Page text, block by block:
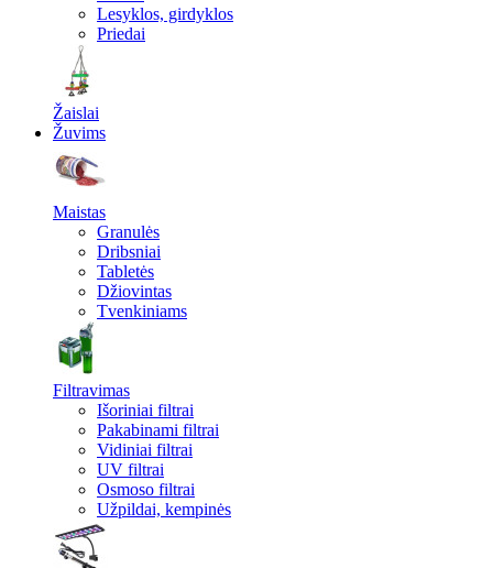
Lesyklos, girdyklos
Priedai
Žaislai
Žuvims
Maistas
Granulės
Dribsniai
Tabletės
Džiovintas
Tvenkiniams
Filtravimas
Išoriniai filtrai
Pakabinami filtrai
Vidiniai filtrai
UV filtrai
Osmoso filtrai
Užpildai, kempinės